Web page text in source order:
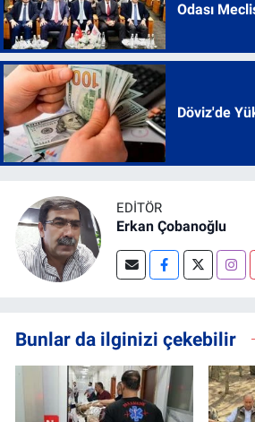
Odası
Döviz'de
EDITÖR
Erkan Çobanoğlu
Bunlar da ilginizi çekebilir